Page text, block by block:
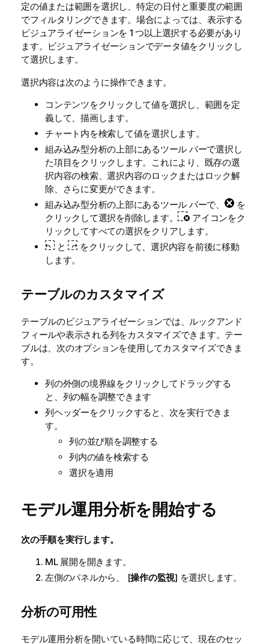
定の値または範囲を選択し、特定の日付と重要度の範囲
でフィルタリングできます。場合によっては、表示する
ビジュアライゼーションを 1 つ以上選択する必要があり
ます。ビジュアライゼーションでデータ値をクリックし
て選択します。
選択内容は次のように操作できます。
コンテンツをクリックして値を選択し、範囲を定
義して、描画します。
チャート内を検索して値を選択します。
組み込み型分析の上部にあるツール バーで選択し
た項目をクリックします。これにより、既存の選
択内容の検索、選択内容のロックまたはロック解
除、さらに変更ができます。
組み込み型分析の上部にあるツール バーで、
を
クリックして選択を削除します。
アイコンをク
リックしてすべての選択をクリアします。
と
をクリックして、選択内容を前後に移動
します。
テーブルのカスタマイズ
テーブルのビジュアライゼーションでは、ルックアンド
フィールや表示される列をカスタマイズできます。テー
ブルは、次のオプションを使用してカスタマイズできま
す。
列の外側の境界線をクリックしてドラッグする
と、列の幅を調整できます
列ヘッダーをクリックすると、次を実行できま
す。
列の並び順を調整する
列内の値を検索する
選択を適用
モデル運用分析を開始する
次の手順を実行します。
ML 展開を開きます。
左側のパネルから、 [操作の監視] を選択します。
分析の可用性
モデル運用分析を開いている時間に応じて、現在のセッ